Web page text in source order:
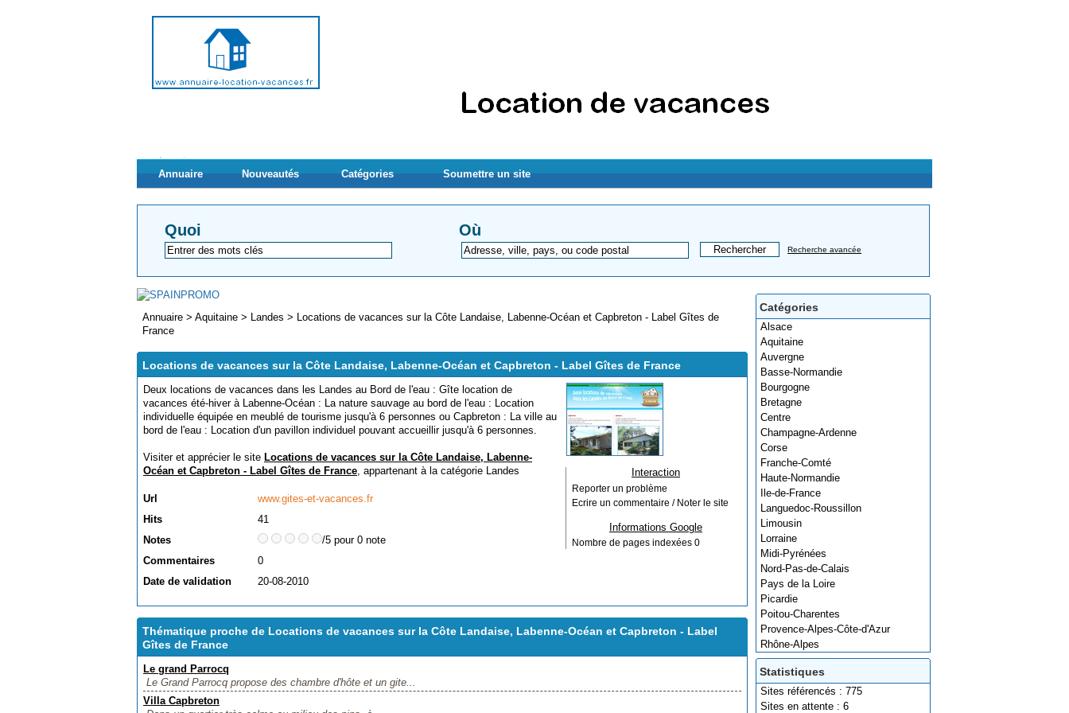
Annuaire Nouveautés Catégories Soumettre un site
Quoi Où
Recherche avancée
Catégories
Alsace
Aquitaine
Auvergne
Basse-Normandie
Bourgogne
Bretagne
Centre
Champagne-Ardenne
Corse
Franche-Comté
Haute-Normandie
Ile-de-France
Languedoc-Roussillon
Limousin
Lorraine
Midi-Pyrénées
Nord-Pas-de-Calais
Pays de la Loire
Picardie
Poitou-Charentes
Provence-Alpes-Côte-d'Azur
Rhône-Alpes
Statistiques
Sites référencés : 775
Sites en attente : 6
Annuaire > Aquitaine > Landes > Locations de vacances sur la Côte Landaise, Labenne-Océan et Capbreton - Label Gîtes de
France
Locations de vacances sur la Côte Landaise, Labenne-Océan et Capbreton - Label Gîtes de France
Deux locations de vacances dans les Landes au Bord de l'eau : Gîte location de
vacances été-hiver à Labenne-Océan : La nature sauvage au bord de l'eau : Location
individuelle équipée en meublé de tourisme jusqu'à 6 personnes ou Capbreton : La ville au
bord de l'eau : Location d'un pavillon individuel pouvant accueillir jusqu'à 6 personnes.
Visiter et apprécier le site Locations de vacances sur la Côte Landaise, Labenne-
Océan et Capbreton - Label Gîtes de France, appartenant à la catégorie Landes
Url
www.gites-et-vacances.fr
Hits
41
Notes
/5 pour 0 note
Commentaires
0
Date de validation
20-08-2010
Interaction
Reporter un problème
Ecrire un commentaire / Noter le site
Informations Google
Nombre de pages indexées 0
Thématique proche de Locations de vacances sur la Côte Landaise, Labenne-Océan et Capbreton - Label
Gîtes de France
Le grand Parrocq
Le Grand Parrocq propose des chambre d'hôte et un gite...
Villa Capbreton